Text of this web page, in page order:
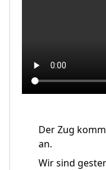
Der Zug
an.
Wir sind